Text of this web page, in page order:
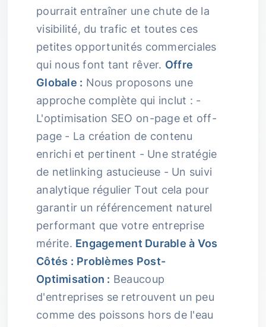
pourrait entraîner une chute de la
visibilité, du trafic et toutes ces
petites opportunités commerciales
qui nous font tant rêver. Offre
Globale : Nous proposons une
approche complète qui inclut : -
L'optimisation SEO on-page et off-
page - La création de contenu
enrichi et pertinent - Une stratégie
de netlinking astucieuse - Un suivi
analytique régulier Tout cela pour
garantir un référencement naturel
performant que votre entreprise
mérite. Engagement Durable à Vos
Côtés : Problèmes Post-
Optimisation : Beaucoup
d'entreprises se retrouvent un peu
comme des poissons hors de l'eau